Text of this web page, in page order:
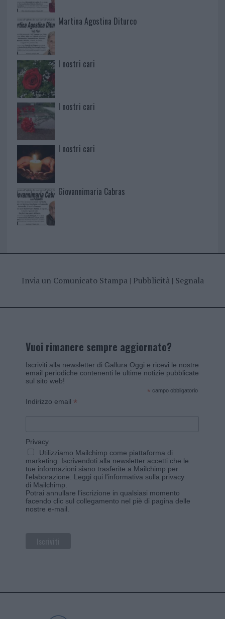
Martina Agostina Diturco
I nostri cari
I nostri cari
I nostri cari
Giovannimaria Cabras
Invia un Comunicato Stampa| Pubblicità| Segnala
Vuoi rimanere sempre aggiornato?
Iscriviti alla newsletter di Gallura Oggi e ricevi le nostre
email periodiche contenenti le ultime notizie pubblicate
sul sito web!
* campo obbligatorio
Indirizzo email *
Privacy
Utilizziamo Mailchimp come piattaforma di
marketing. Iscrivendoti alla newsletter accetti che le
tue informazioni siano trasferite a Mailchimp per
l'elaborazione. Leggi qui l'informativa sulla privacy
di Mailchimp
Potrai annullare l'iscrizione in qualsiasi momento
facendo clic sul collegamento nel piè di pagina delle
nostre e-mail.